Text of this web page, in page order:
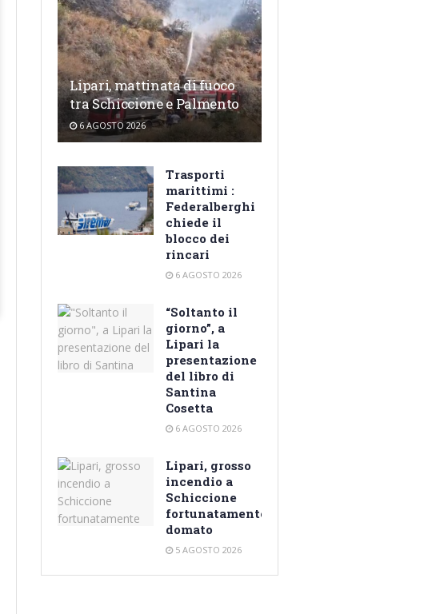
Lipari, mattinata di fuoco
tra Schiccione e Palmento
6 AGOSTO 2026
Trasporti
marittimi :
Federalberghi
chiede il
blocco dei
rincari
6 AGOSTO 2026
“Soltanto il
giorno”, a
Lipari la
presentazione
del libro di
Santina
Cosetta
6 AGOSTO 2026
Lipari, grosso
incendio a
Schiccione
fortunatamente
domato
5 AGOSTO 2026